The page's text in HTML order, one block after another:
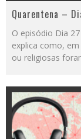
Quarentena –
O episódio Dia
explica como,
ou religiosas